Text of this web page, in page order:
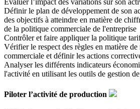
Définir le plan de développement de son
des objectifs à atteindre en matière de
de la politique commerciale de l'entreprise
Contrôler et faire appliquer la politique
Vérifier le respect des règles en matière de
commerciale et définir les actions
Analyser les différents indicateurs
l'activité en utilisant les outils de gestion
Piloter l’activité de production